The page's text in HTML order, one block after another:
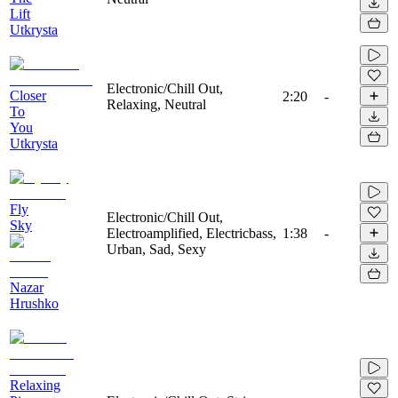
Lift
Utkrysta
Closer
To
You
Utkrysta
Electronic/Chill Out,
Relaxing, Neutral
2:20 -
Fly
Sky
Nazar
Hrushko
Electronic/Chill Out,
Electroamplified, Electricbass,
Urban, Sad, Sexy
1:38 -
Relaxing